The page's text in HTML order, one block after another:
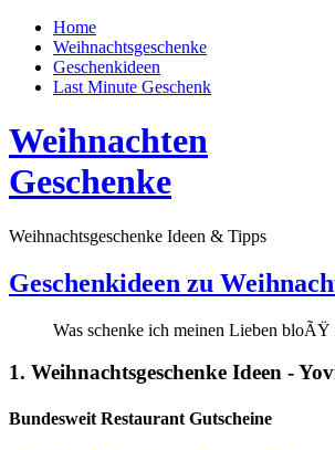
Home
Weihnachtsgeschenke
Geschenkideen
Last Minute Geschenk
Weihnachten
Geschenke
Weihnachtsgeschenke Ideen & Tipps
Geschenkideen zu
Was schenke ich meinen Lieben
1. Weihnachtsgeschenke Ideen -
Bundesweit Restaurant Gutscheine